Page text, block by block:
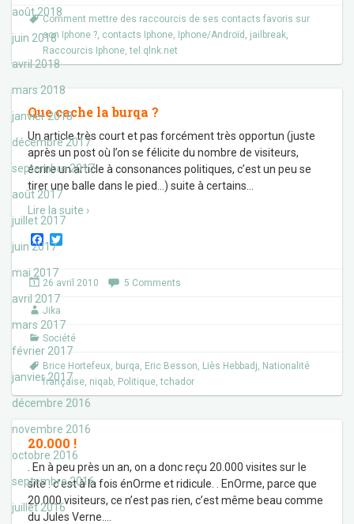
août 2018
juin 2018
avril 2018
mars 2018
janvier 2018
décembre 2017
septembre 2017
août 2017
juillet 2017
juin 2017
mai 2017
avril 2017
mars 2017
février 2017
janvier 2017
décembre 2016
novembre 2016
octobre 2016
septembre 2016
juillet 2016
Comment mettre des raccourcis de ses contacts favoris sur
son Iphone ?, contacts Iphone, Iphone/Androïd , jailbreak,
Raccourcis Iphone,tel.qlnk.net
Que cache la burqa ?
Un article très court et pas forcément très opportun (juste
après un post où l’on se félicite du nombre de visiteurs,
écrire un article à consonances politiques, c’est un peu se
tirer une balle dans le pied…) suite à certains
Lire la suite ›
F
a
e
b
o
o
k
t
26 avril 2010 5 Comments
Jika
Société
Brice Hortefeux, burqa, Eric Besson, Liès Hebbadj, Nationalité
française, niqab, Politique,tchador
20.000 !
. En à peu près un an, on a donc reçu 20.000 visites sur le
site : c’est à la fois énOrme et ridicule. . EnOrme, parce que
20.000 visiteurs, ce n’est pas rien, c’est même beau comme
du Jules Verne.